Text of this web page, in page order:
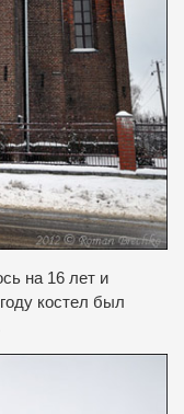
на 16 лет и
костел был